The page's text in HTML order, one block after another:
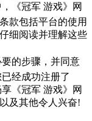
《冠军 游戏》网
款包括平台的使用
细阅读并理解这些
的步骤，并同意
经成功注册了
《冠军 游戏》网
及其他令人兴奋!